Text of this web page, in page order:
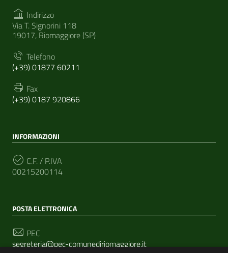
Indirizzo
Via T. Signorini 118
19017, Riomaggiore (SP)
Telefono
(+39) 01877 60211
Fax
(+39) 0187 920866
INFORMAZIONI
C.F. / P.IVA
00215200114
POSTA ELETTRONICA
PEC
segreteria@pec-comunediriomaggiore.it